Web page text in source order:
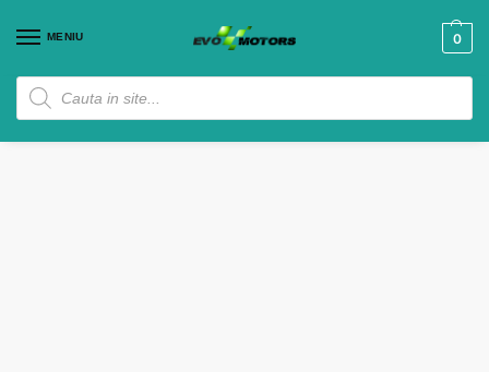
MENIU 0